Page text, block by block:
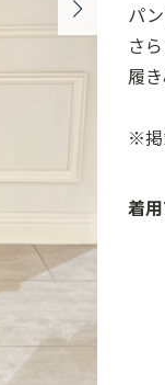
パ
さ
履
※掲
着